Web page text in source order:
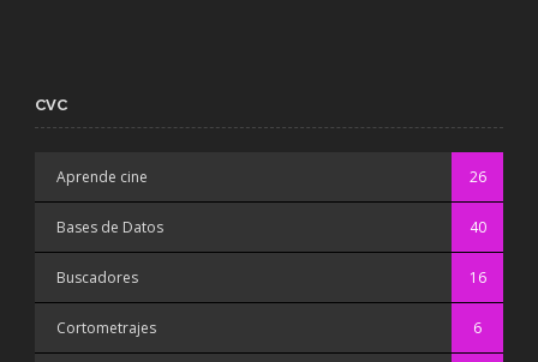
CVC
Aprende cine 26
Bases de Datos 40
Buscadores 16
Cortometrajes 6